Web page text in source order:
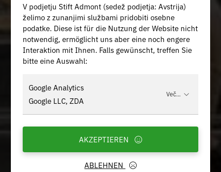
V podjetju Stift Admont (sedež podjetja: Avstrija)
želimo z zunanjimi službami pridobiti osebne
podatke. Diese ist für die Nutzung der Website nicht
notwendig, ermöglicht uns aber eine noch engere
Interaktion mit Ihnen. Falls gewünscht, treffen Sie
bitte eine Auswahl:
Google Analytics
Google LLC, ZDA
Več...
ABLEHNEN
AKZEPTIEREN